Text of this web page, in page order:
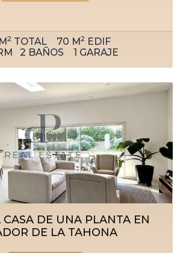
M2 TOTAL 70 M2 EDIF
2 BAÑOS 1 GARAJE
CASA DE UNA PLANTA EN
DE LA TAHONA